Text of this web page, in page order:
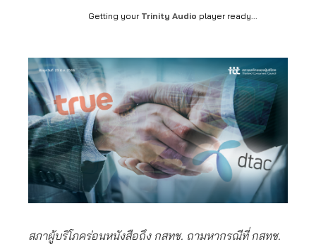
Getting your Trinity Audio player ready...
สภาผู้บริโภคร่อนหนังสือถึง กสทช. ถามหากรณีที่ กสทช.